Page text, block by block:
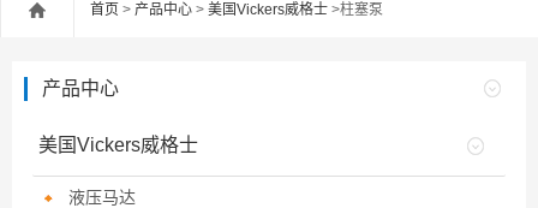
首页 > 产品中心 > 美国Vickers威格士 >柱塞泵
产品中心
美国Vickers威格士
液压马达